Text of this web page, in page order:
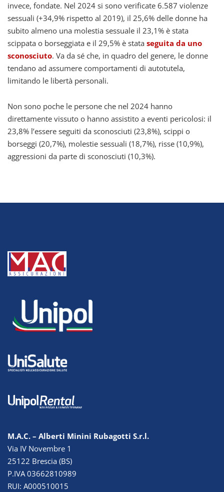
invece, fondate. Nel 2024 si sono verificate 6.587 violenze
sessuali (+34,9% rispetto al 2019), il 25,6% delle donne ha
subito almeno una molestia sessuale il 23,1% è stata
scippata o borseggiata e il 29,5% è stata seguita da uno
sconosciuto. Va da sé che, in quadro del genere, le donne
tendano ad assumere comportamenti di autotutela,
limitando le libertà personali.
Non sono poche le persone che nel 2024 hanno
direttamente vissuto o hanno assistito a eventi pericolosi: il
23,8% l’essere seguiti da sconosciuti (23,8%), scippi o
borseggi (20,7%), molestie sessuali (18,7%), risse (10,9%),
aggressioni da parte di sconosciuti (10,3%).
M.A.C. – Alberti Minini Rubagotti S.r.l.
Via IV Novembre 1
25122 Brescia (BS)
P.IVA 03662810989
RUI: A000510015